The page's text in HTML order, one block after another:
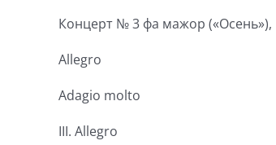
Концерт № 3 фа мажор («Осень»),
Allegro
Adagio molto
III. Allegro